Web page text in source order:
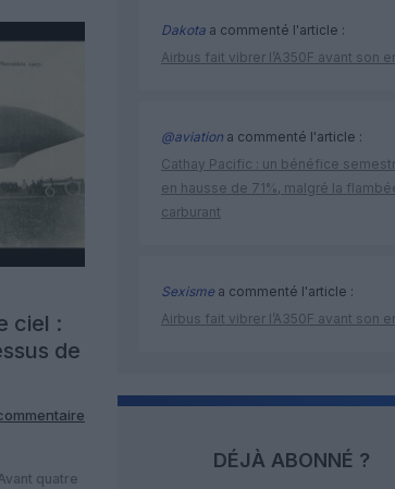
ciel :
de
quatre
Dakota a commenté l'article :
Airbus fait vibrer l’A350F avant son
@aviation a commenté l'article :
Cathay Pacific : un bénéfice
en hausse de 71%, malgré la
carburant
Sexismea commenté l'article :
Airbus fait vibrer l’A350F avant son
DÉJÀ ABONNÉ ?